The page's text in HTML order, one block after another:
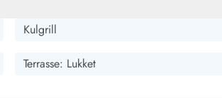
Kulgrill
Terrasse: Lukket